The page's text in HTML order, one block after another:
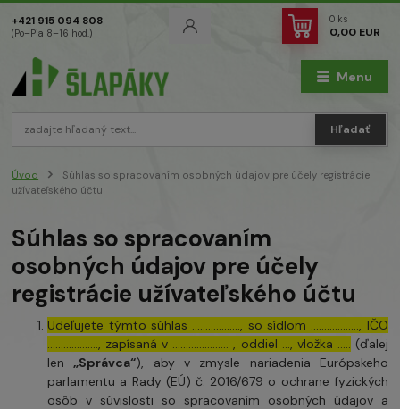
Menu
Hľadať
+421 915 094 808
(Po–Pia 8–16 hod.)
0 ks
0,00 EUR
Úvod
Súhlas so spracovaním osobných údajov pre účely registrácie
užívateľského účtu
Súhlas so spracovaním
osobných údajov pre účely
registrácie užívateľského účtu
Udeľujete týmto súhlas ……………..., so sídlom ………………, IČO
………………., zapísaná v ………………… , oddiel …, vložka ….. (ďalej
len„Správca“), aby v zmysle nariadenia Európskeho
parlamentu a Rady (EÚ) č. 2016/679 o ochrane fyzických
osôb v súvislosti so spracovaním osobných údajov a